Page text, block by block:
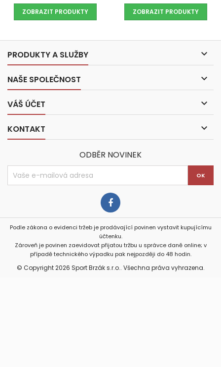
ZOBRAZIT PRODUKTY ZOBRAZIT PRODUKTY
PRODUKTY A SLUŽBY 
NAŠE SPOLEČNOST 
VÁŠ ÚČET 
KONTAKT 
ODBĚR NOVINEK
Podle zákona o evidenci tržeb je prodávající povinen vystavit kupujícímu
účtenku.
Zároveň je povinen zaevidovat přijatou tržbu u správce daně online; v
případě technického výpadku pak nejpozději do 48 hodin.
© Copyright 2026 Sport Brzák s.r.o.. Všechna práva vyhrazena.